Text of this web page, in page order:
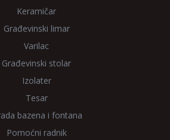
Keramičar
Građevinski limar
Varilac
Građevinski stolar
Izolater
Tesar
bazena i fontana
Pomoćni radnik